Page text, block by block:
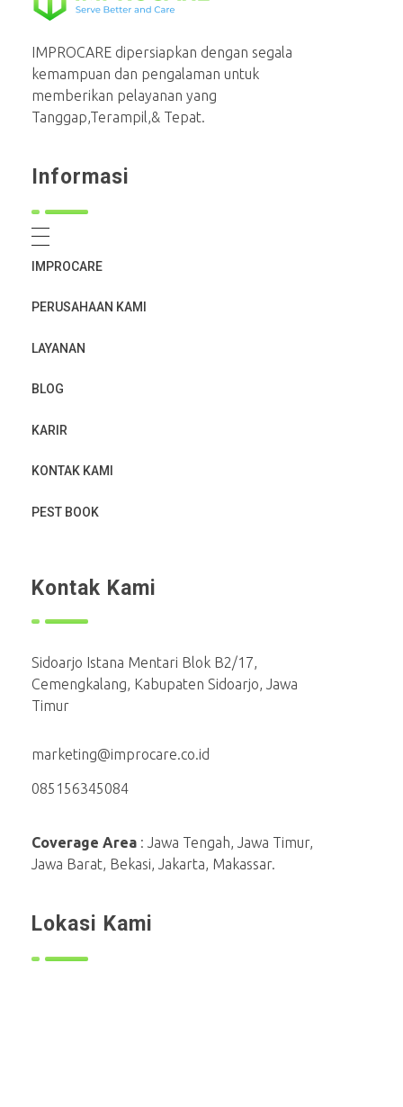
IMPROCARE dipersiapkan dengan segala
kemampuan dan pengalaman untuk
memberikan pelayanan yang
Tanggap,Terampil,& Tepat.
Informasi
IMPROCARE
PERUSAHAAN KAMI
LAYANAN
BLOG
KARIR
KONTAK KAMI
PEST BOOK
Kontak Kami
Sidoarjo Istana Mentari Blok B2/17,
Cemengkalang, Kabupaten Sidoarjo, Jawa
Timur
marketing@improcare.co.id
085156345084
Coverage Area : Jawa Tengah, Jawa Timur,
Jawa Barat, Bekasi, Jakarta, Makassar.
Lokasi Kami